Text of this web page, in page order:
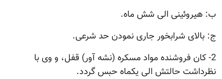
ب: هیروئینی الی شش ماه.
ج: بالای شرابخور جاری نمودن حد شرعی.
2- کان فروشنده مواد مسکره (نشه آور) قفل، و وی با
نظرداشت حالتش الی یکماه حبس گردد.